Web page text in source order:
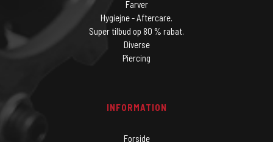
Farver
Hygiejne - Aftercare.
Super tilbud op 80 % rabat.
Diverse
Piercing
INFORMATION
Forside